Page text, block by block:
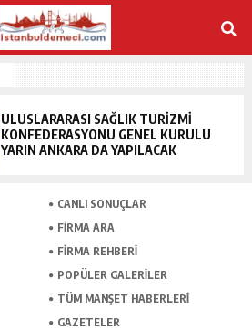
ULUSLARARASI SAĞLIK TURİZMİ
KONFEDERASYONU GENEL KURULU
YARIN ANKARA DA YAPILACAK
CANLI SONUÇLAR
FİRMA ARA
FİRMA REHBERİ
POPÜLER GALERİLER
TÜM MANŞET HABERLERİ
GAZETELER